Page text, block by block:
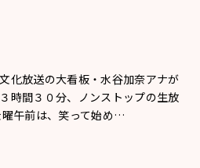
化放送の大看板・水谷加奈アナが
時間３０分、ノンストップの生放
午前は、笑って始め…